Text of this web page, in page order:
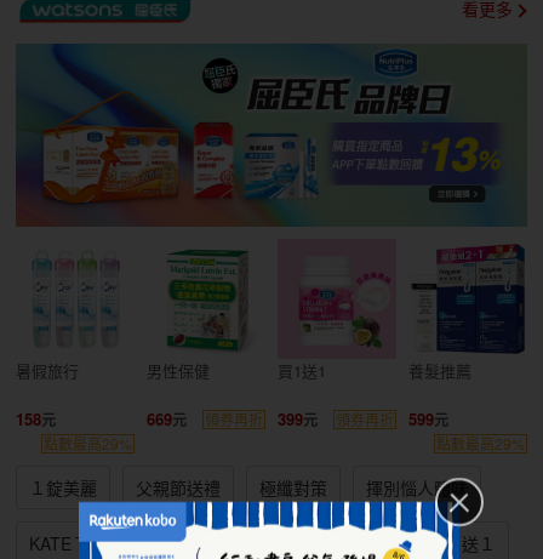
看更多
暑假旅行
158
點數最高29%
男性保健
669 領券再折
買1送1
399 領券再折
養髮推薦
599
點數最高29%
１錠美麗 父親節送禮 極纖對策 揮別惱人體味
KATE７折 兩件６６折up 友善環境清潔 買１送１